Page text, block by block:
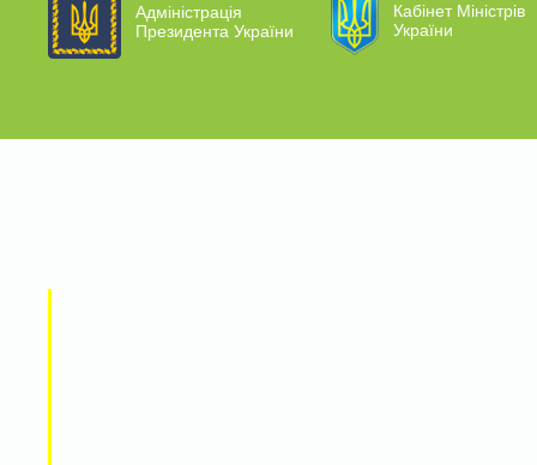
Адміністрація
Президента України
Кабінет Міністрів
України